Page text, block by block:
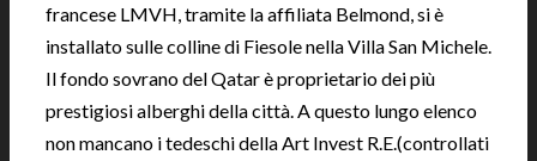
francese LMVH, tramite la affiliata Belmond, si è
installato sulle colline di Fiesole nella Villa San Michele.
Il fondo sovrano del Qatar è proprietario dei più
prestigiosi alberghi della città. A questo lungo elenco
non mancano i tedeschi della Art Invest R.E.(controllati